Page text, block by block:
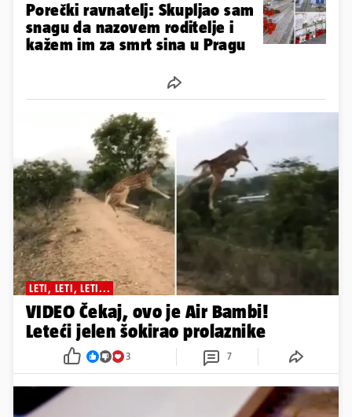
Porečki ravnatelj: Skupljao sam
snagu da nazovem roditelje i
kažem im za smrt sina u Pragu
LETI, LETI, LETI...
VIDEO Čekaj, ovo je Air Bambi!
Leteći jelen šokirao prolaznike
3 7